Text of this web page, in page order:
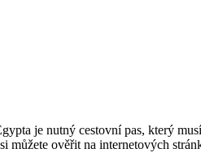
je nutný cestovní pas, který
můžete ověřit na internetových